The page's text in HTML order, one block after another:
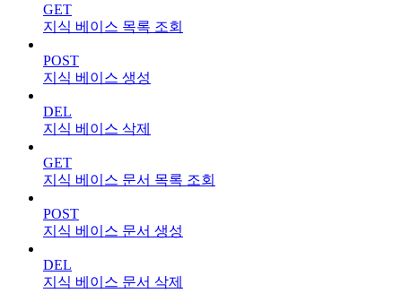
GET
지식 베이스 목록 조회
POST
지식 베이스 생성
DEL
지식 베이스 삭제
GET
지식 베이스 문서 목록 조회
POST
지식 베이스 문서 생성
DEL
지식 베이스 문서 삭제